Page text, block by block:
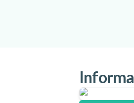
Langues